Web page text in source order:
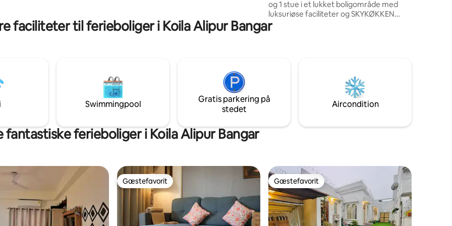
• Weekendophold
og 1 stue i et lukket boligområde med
luksuriøse faciliteter og SKYKØKKEN👩‍🌾,
hvor alle måltiderne er satvik og
frisklavede. Perfekt til familier, par og
(5,7 km) Nyd solnedgangen 🌇 fra
balkonen🌄🏡 Lejlighed med indtjekning
uden vært 🔐 🛵Scooty kan lejes på
ejendommen – spørg om priser
faciliteter til ferieboliger i Koila Alipur Bangar
Swimmingpool
Gratis parkering på
stedet
Aircondition
fantastiske ferieboliger i Koila Alipur Bangar
Gæstefavorit
Gæstefavorit Gæstefavorit
Gæstefavorit